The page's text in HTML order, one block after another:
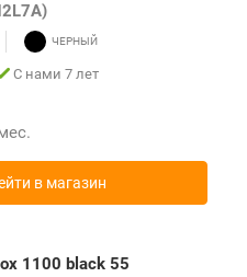
С нами 7 лет
в магазин
1100 black 55